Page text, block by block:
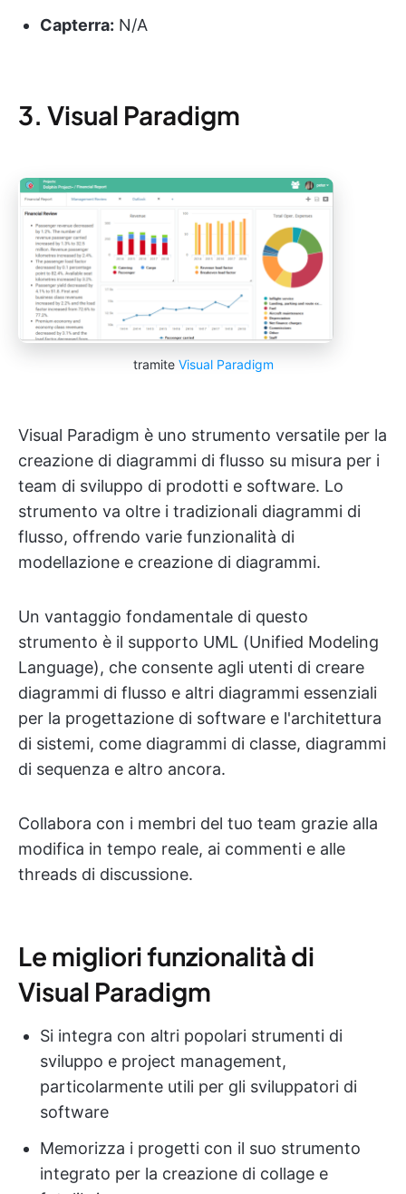
Capterra: N/A
3. Visual Paradigm
tramite Visual Paradigm
Visual Paradigm è uno strumento versatile per la
creazione di diagrammi di flusso su misura per i
team di sviluppo di prodotti e software. Lo
strumento va oltre i tradizionali diagrammi di
flusso, offrendo varie funzionalità di
modellazione e creazione di diagrammi.
Un vantaggio fondamentale di questo
strumento è il supporto UML (Unified Modeling
Language), che consente agli utenti di creare
diagrammi di flusso e altri diagrammi essenziali
per la progettazione di software e l'architettura
di sistemi, come diagrammi di classe, diagrammi
di sequenza e altro ancora.
Collabora con i membri del tuo team grazie alla
modifica in tempo reale, ai commenti e alle
threads di discussione.
Le migliori funzionalità di
Visual Paradigm
Si integra con altri popolari strumenti di
sviluppo e project management,
particolarmente utili per gli sviluppatori di
software
Memorizza i progetti con il suo strumento
integrato per la creazione di collage e